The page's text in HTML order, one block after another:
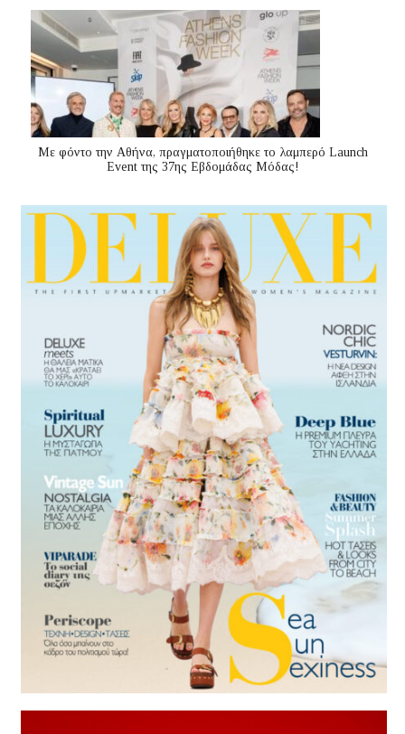
Με φόντο την Αθήνα, πραγματοποιήθηκε το λαμπερό Launch
Event της 37ης Εβδομάδας Μόδας!